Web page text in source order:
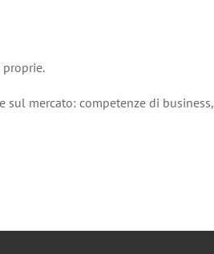
mercato: competenze di business,